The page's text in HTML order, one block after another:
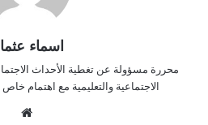
اسماء
محررة مسؤولة عن تغطية الأحداث
الاجتماعية والتعليمية مع اهتمام